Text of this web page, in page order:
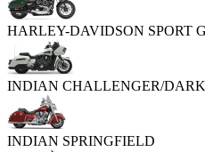
HARLEY-DAVIDSON SPORT
INDIAN CHALLENGER/
INDIAN SPRINGFIELD